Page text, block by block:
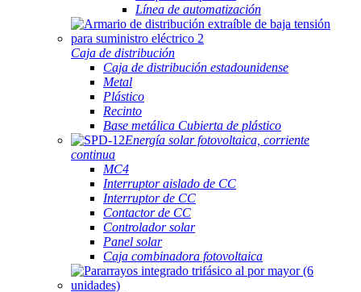
Línea de automatización
Caja de distribución
Caja de distribución estadounidense
Metal
Plástico
Recinto
Base metálica Cubierta de plástico
Energía solar fotovoltaica, corriente
continua
MC4
Interruptor aislado de CC
Interruptor de CC
Contactor de CC
Controlador solar
Panel solar
Caja combinadora fotovoltaica